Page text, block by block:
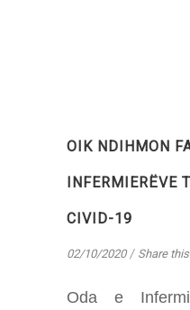
OIK NDIHMON
INFERMIERËVE
CIVID-19
02/10/2020 Share this
Oda e